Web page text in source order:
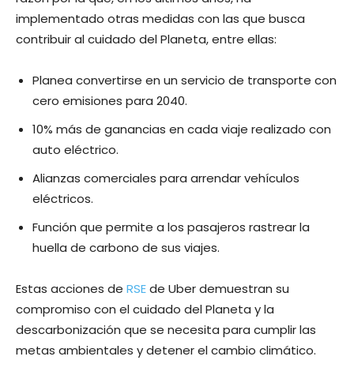
implementado otras medidas con las que busca
contribuir al cuidado del Planeta, entre ellas:
Planea convertirse en un servicio de transporte con
cero emisiones para 2040.
10% más de ganancias en cada viaje realizado con
auto eléctrico.
Alianzas comerciales para arrendar vehículos
eléctricos.
Función que permite a los pasajeros rastrear la
huella de carbono de sus viajes.
Estas acciones de RSEde Uber demuestran su
compromiso con el cuidado del Planeta y la
descarbonización que se necesita para cumplir las
metas ambientales y detener el cambio climático.